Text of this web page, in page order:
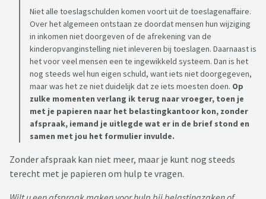
Niet alle toeslagschulden komen voort uit de toeslagenaffaire.
Over het algemeen ontstaan ze doordat mensen hun wijziging
in inkomen niet doorgeven of de afrekening van de
kinderopvanginstelling niet inleveren bij toeslagen. Daarnaast is
het voor veel mensen een te ingewikkeld systeem. Dan is het
nog steeds wel hun eigen schuld, want iets niet doorgegeven,
maar was het ze niet duidelijk dat ze iets moesten doen. Op
zulke momenten verlang ik terug naar vroeger, toen je
met je papieren naar het belastingkantoor kon, zonder
afspraak, iemand je uitlegde wat er in de brief stond en
samen met jou het formulier invulde.
Zonder afspraak kan niet meer, maar je kunt nog steeds
terecht met je papieren om hulp te vragen.